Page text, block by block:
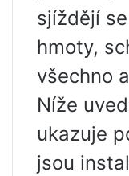
sjíždějí
hmoty,
všechno
Níže
ukazuje
jsou